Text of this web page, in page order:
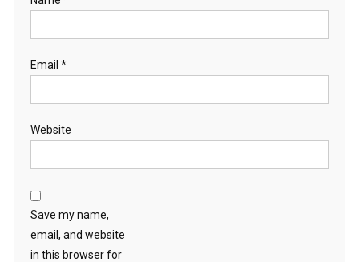
Email *
Website
Save my name,
email, and website
in this browser for